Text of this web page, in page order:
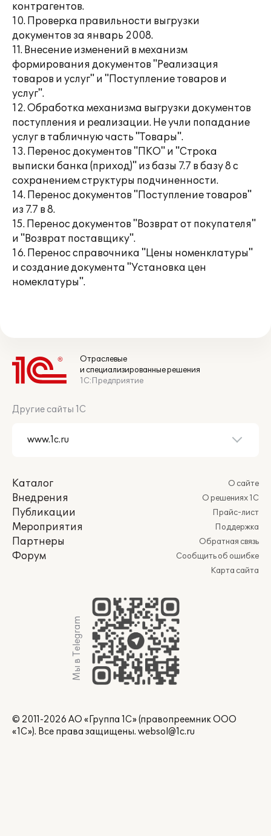
контрагентов.
10. Проверка правильности выгрузки
документов за январь 2008.
11. Внесение изменений в механизм
формирования документов "Реализация
товаров и услуг" и "Поступление товаров и
услуг".
12. Обработка механизма выгрузки документов
поступления и реализации. Не учли попадание
услуг в табличную часть "Товары".
13. Перенос документов "ПКО" и "Строка
выписки банка (приход)" из базы 7.7 в базу 8 с
сохранением структуры подчиненности.
14. Перенос документов "Поступление товаров"
из 7.7 в 8.
15. Перенос документов "Возврат от покупателя"
и "Возврат поставщику".
16. Перенос справочника "Цены номенклатуры"
и создание документа "Установка цен
номеклатуры".
Отраслевые
и специализированные решения
1С:Предприятие
Другие сайты 1С
Каталог
Внедрения
Публикации
Мероприятия
Партнеры
Форум
О сайте
О решениях 1С
Прайс-лист
Поддержка
Обратная связь
Сообщить об ошибке
Карта сайта
Мы в Telegram
© 2011-2026 АО «Группа 1С» (правопреемник ООО
«1С»). Все права защищены. websol@1c.ru